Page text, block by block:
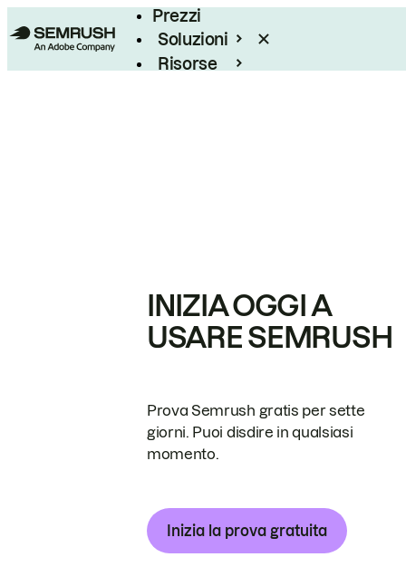
Prezzi
Soluzioni
Risorse
INIZIA OGGI A
USARE SEMRUSH
Prova Semrush gratis per sette
giorni. Puoi disdire in qualsiasi
momento.
Inizia la prova gratuita